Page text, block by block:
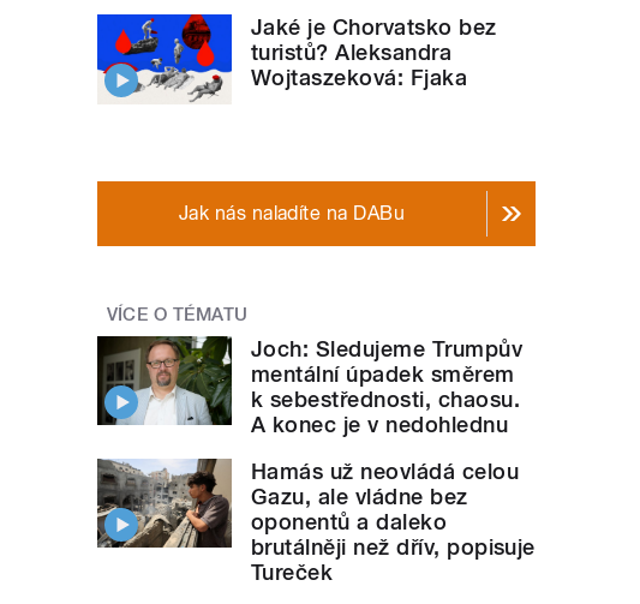
Jaké je Chorvatsko bez
turistů? Aleksandra
Wojtaszeková: Fjaka
Jak nás naladíte na DABu
VÍCE O TÉMATU
Joch: Sledujeme Trumpův
mentální úpadek směrem
k sebestřednosti, chaosu.
A konec je v nedohlednu
Hamás už neovládá celou
Gazu, ale vládne bez
oponentů a daleko
brutálněji než dřív, popisuje
Tureček